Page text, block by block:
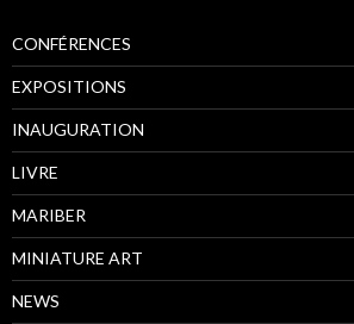
CONFÉRENCES
EXPOSITIONS
INAUGURATION
LIVRE
MARIBER
MINIATURE ART
NEWS